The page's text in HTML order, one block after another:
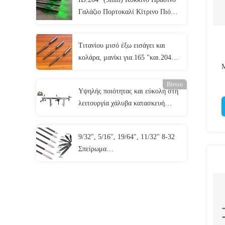
κυνηγιού/στόχου
Γαλάζιο Πορτοκαλί Κίτρινο Πιόλυ
Πυροβολημένο Πυροβολημένο
Τιτανίου μισό έξω εισάγει και
κολάρα, μανίκι για.165 "και.204"
Βίντεο
Υψηλής ποιότητας και εύκολη στη
λειτουργία χάλυβα κατασκευή
Board
9/32", 5/16", 19/64", 11/32" 8-32
Σπείρωμα